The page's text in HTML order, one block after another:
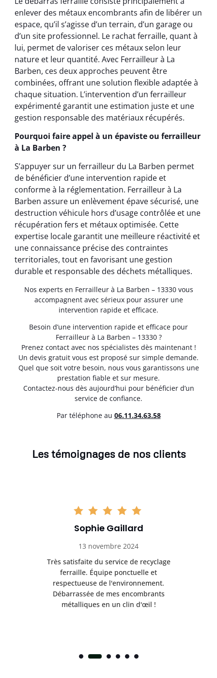
enlever des métaux encombrants afin de libérer un
espace, qu’il s’agisse d’un terrain, d’un garage ou
d’un site professionnel. Le rachat ferraille, quant à
lui, permet de valoriser ces métaux selon leur
nature et leur quantité. Avec Ferrailleur à La
Barben, ces deux approches peuvent être
combinées, offrant une solution flexible adaptée à
chaque situation. L’intervention d’un ferrailleur
expérimenté garantit une estimation juste et une
gestion responsable des matériaux récupérés.
Pourquoi faire appel à un épaviste ou ferrailleur
à La Barben ?
S’appuyer sur un ferrailleur du La Barben permet
de bénéficier d’une intervention rapide et
conforme à la réglementation. Ferrailleur à La
Barben assure un enlèvement épave sécurisé, une
destruction véhicule hors d’usage contrôlée et une
récupération fers et métaux optimisée. Cette
expertise locale garantit une meilleure réactivité et
une connaissance précise des contraintes
territoriales, tout en favorisant une gestion
durable et responsable des déchets métalliques.
Nos experts en Ferrailleur à La Barben – 13330 vous
accompagnent avec sérieux pour assurer une
intervention rapide et efficace.
Besoin d’une intervention rapide et efficace pour
Ferrailleur à La Barben – 13330 ?
Prenez contact avec nos spécialistes dès maintenant !
Un devis gratuit vous est proposé sur simple demande.
Quel que soit votre besoin, nous vous garantissons une
prestation fiable et sur mesure.
Contactez-nous dès aujourd’hui pour bénéficier d’un
service de confiance.
Par téléphone au 06.11.34.63.58
Les témoignages de nos clients
Sophie Gaillard
13 novembre 2024
Très satisfaite du service de recyclage
ferraille. Équipe ponctuelle et
respectueuse de l'environnement.
Débarrassée de mes encombrants
métalliques en un clin d'œil !